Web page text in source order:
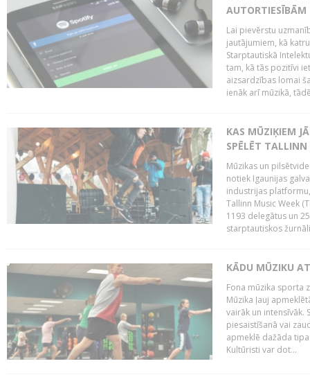
Lai pievērstu
jautājumiem, kā
Starptautiskā
tam, kā tās pozitīvi
aizsardzības lomai
ienāk arī mūzikā,
KAS MŪZIĶIEM
SPĒLĒT TALLINN
Mūzikas un
notiek Igaunijas
industrijas
Tallinn Music Week
1193 delegātus un
starptautiskos
KĀDU MŪZIKU
Fona mūzika sporta
Mūzika ļauj
vairāk un intensīvāk.
piesaistīšanā vai
apmeklē dažāda
Kultūristi var dot...